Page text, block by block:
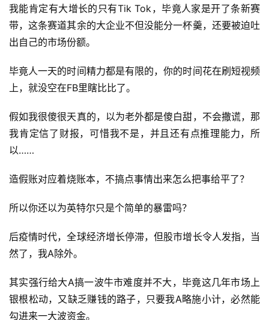
我能肯定有大增长的只有Tik Tok，毕竟人家是开了条新赛
带，这条赛道其余的大企业不但没能分一杯羹，还要被迫吐
出自己的市场份额。
毕竟人一天的时间精力都是有限的，你的时间花在刷短视频
上，就没空在FB里瞎比比了。
假如我很傻很天真的，以为老外都是傻白甜，不会撒谎，那
我肯定信了财报，可惜我不是，并且还有点推理能力，所
以……
造假账对应着烧账本，不搞点事情出来怎么把事给平了？
所以你还以为英特尔只是个简单的暴雷吗？
后疫情时代，全球经济增长停滞，但股市增长令人发指，当
然了，我A除外。
其实强行给大A搞一波牛市难度并不大，毕竟这几年市场上
银根松动，又缺乏赚钱的路子，只要我A略施小计，必然能
勾进来一大波资金。